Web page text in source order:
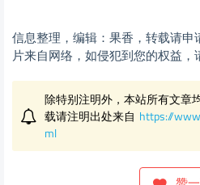
信息整理，编辑：果香，转载请
片来自网络，如侵犯到您的权益，
除特别注明外，本站所有文章
载请注明出处来自 https://
ml